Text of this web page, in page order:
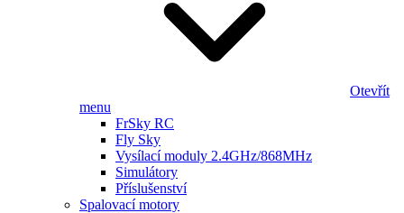
Otevřít
menu
FrSky RC
Fly Sky
Vysílací moduly 2.4GHz/868MHz
Simulátory
Příslušenství
Spalovací motory